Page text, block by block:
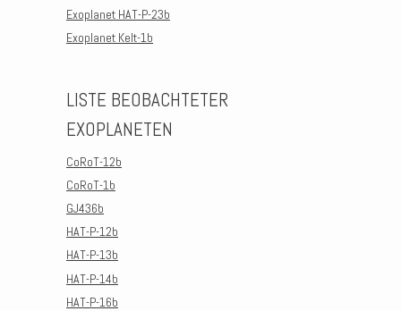
Exoplanet HAT-P-23b
Exoplanet Kelt-1b
LISTE BEOBACHTETER
EXOPLANETEN
CoRoT-12b
CoRoT-1b
GJ436b
HAT-P-12b
HAT-P-13b
HAT-P-14b
HAT-P-16b